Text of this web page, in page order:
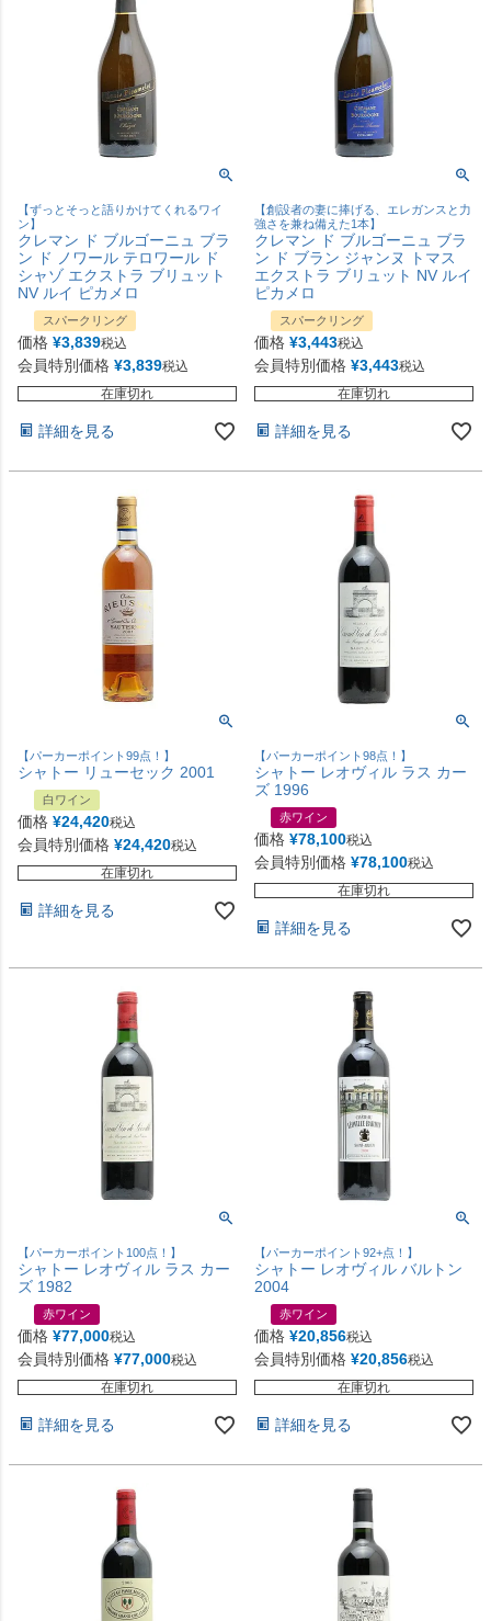
【ずっとそっと語りかけてくれるワイ
ン】
クレマン ド ブルゴーニュ ブラ
ン ド ノワール テロワール ド
シャゾ エクストラ ブリュット
NV ルイ ピカメロ
スパークリング
価格 ¥3,839税込
会員特別価格 ¥3,839税込
在庫切れ
詳細を見る
【創設者の妻に捧げる、エレガンスと力
強さを兼ね備えた1本】
クレマン ド ブルゴーニュ ブラ
ン ド ブラン ジャンヌ トマス
エクストラ ブリュット NV ルイ
ピカメロ
スパークリング
価格 ¥3,443税込
会員特別価格 ¥3,443税込
在庫切れ
詳細を見る
【パーカーポイント99点！】
シャトー リューセック 2001
白ワイン
価格 ¥24,420税込
会員特別価格 ¥24,420税込
在庫切れ
詳細を見る
【パーカーポイント98点！】
シャトー レオヴィル ラス カー
ズ 1996
赤ワイン
価格 ¥78,100税込
会員特別価格 ¥78,100税込
在庫切れ
詳細を見る
【パーカーポイント100点！】
シャトー レオヴィル ラス カー
ズ 1982
赤ワイン
価格 ¥77,000税込
会員特別価格 ¥77,000税込
在庫切れ
詳細を見る
【パーカーポイント92+点！】
シャトー レオヴィル バルトン
2004
赤ワイン
価格 ¥20,856税込
会員特別価格 ¥20,856税込
在庫切れ
詳細を見る